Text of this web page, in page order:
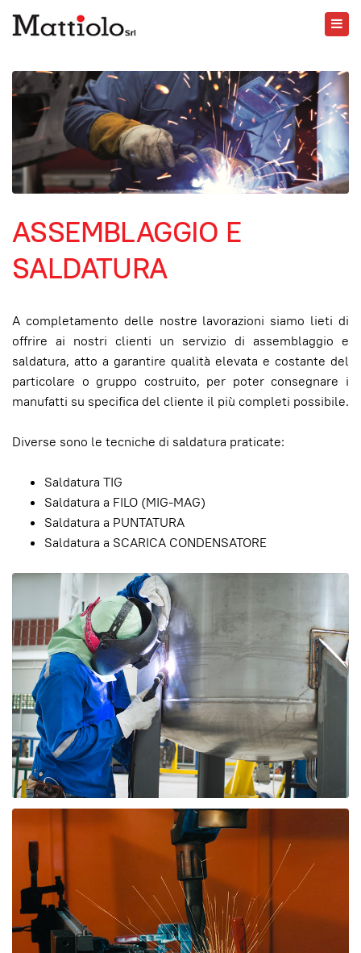
ASSEMBLAGGIO E
SALDATURA
A completamento delle nostre lavorazioni siamo lieti di
offrire ai nostri clienti un servizio di assemblaggio e
saldatura, atto a garantire qualità elevata e costante del
particolare o gruppo costruito, per poter consegnare i
manufatti su specifica del cliente il più completi possibile.
Diverse sono le tecniche di saldatura praticate:
Saldatura TIG
Saldatura a FILO (MIG-MAG)
Saldatura a PUNTATURA
Saldatura a SCARICA CONDENSATORE